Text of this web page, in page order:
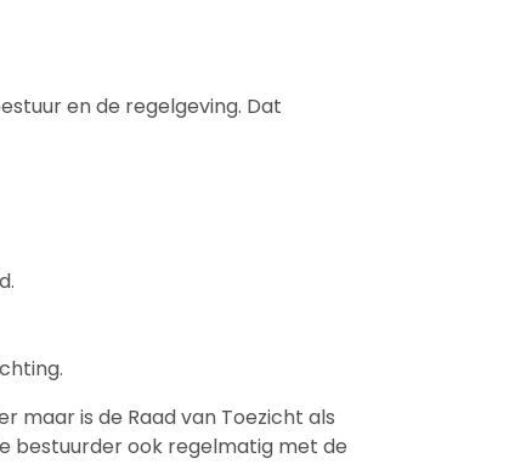
en de regelgeving. Dat
maar is de Raad van Toezicht als
bestuurder ook regelmatig met de